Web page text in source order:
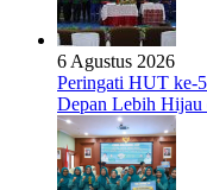
6 Agustus 2026
Peringati HUT ke-
Depan Lebih Hijau